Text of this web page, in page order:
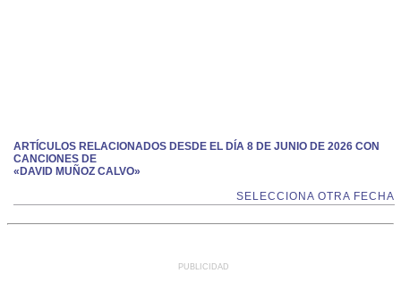
ARTÍCULOS RELACIONADOS DESDE EL DÍA 8 DE JUNIO DE 2026 CON
CANCIONES DE
«DAVID MUÑOZ CALVO»
SELECCIONA OTRA FECHA
PUBLICIDAD